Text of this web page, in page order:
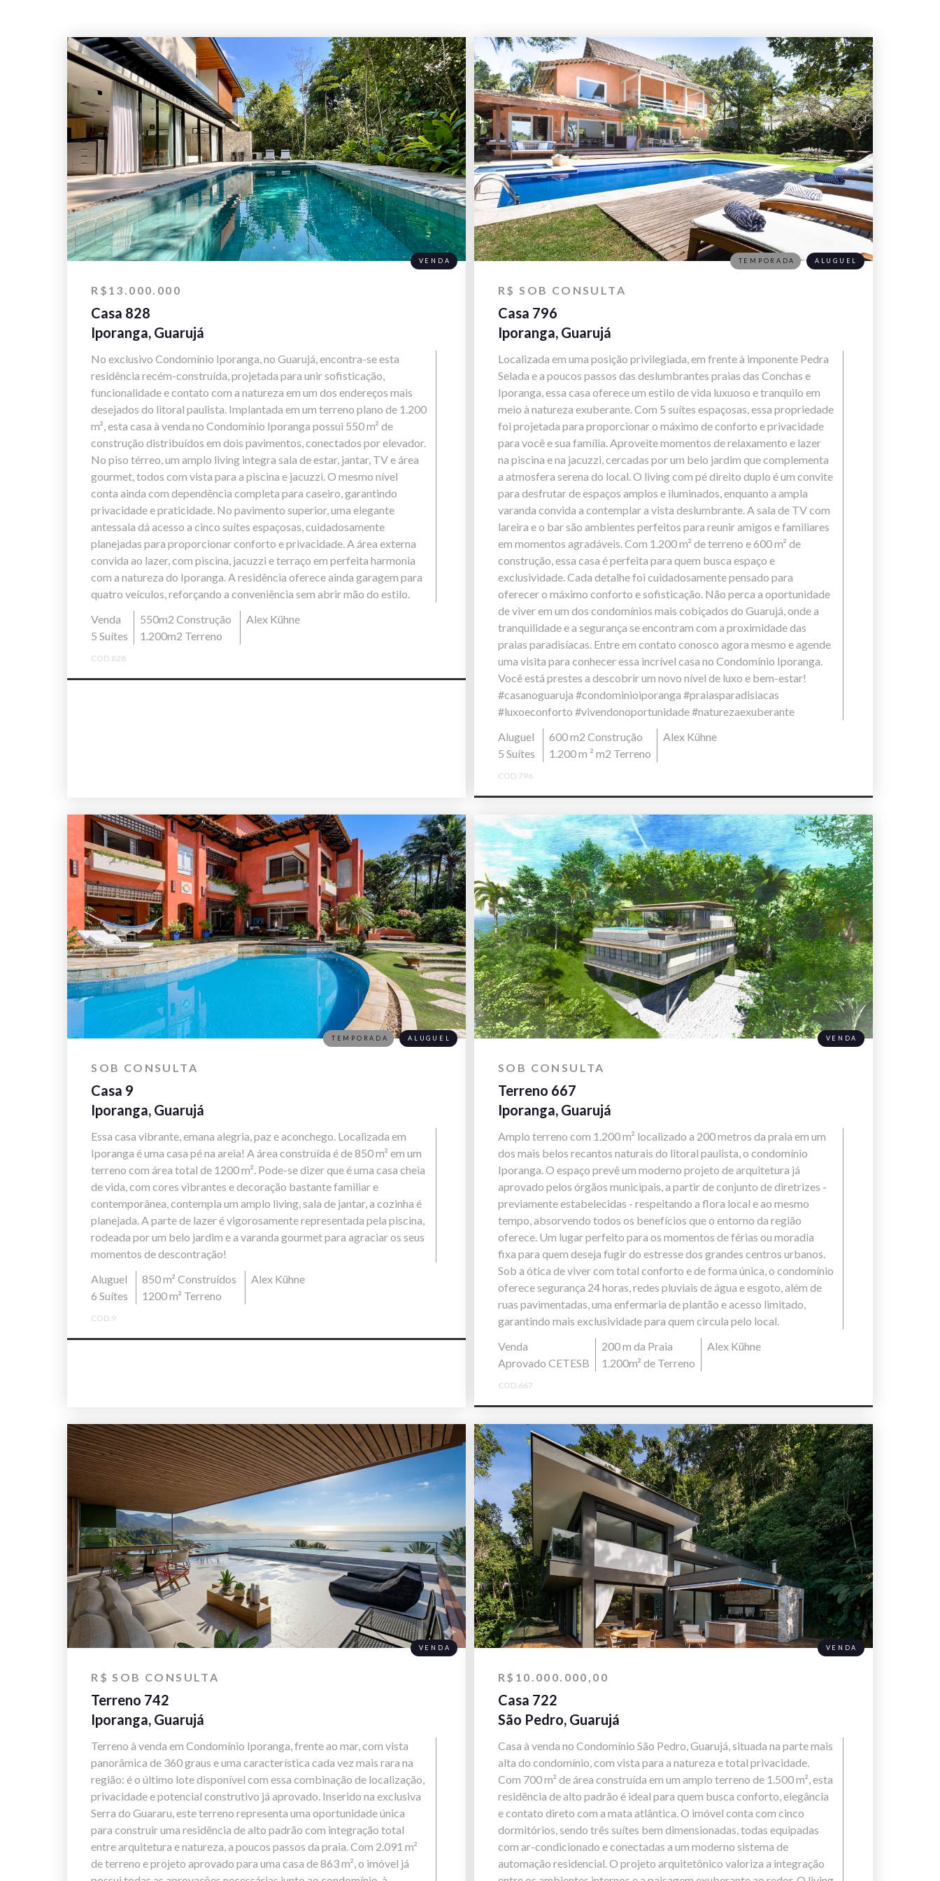
R$13.000.000
Casa 828
Iporanga, Guarujá
No exclusivo Condomínio Iporanga, no Guarujá, encontra-se esta
residência recém-construída, projetada para unir sofisticação,
funcionalidade e contato com a natureza em um dos endereços mais
desejados do litoral paulista. Implantada em um terreno plano de 1.200
m², esta casa à venda no Condomínio Iporanga possui 550 m² de
construção distribuídos em dois pavimentos, conectados por elevador.
No piso térreo, um amplo living integra sala de estar, jantar, TV e área
gourmet, todos com vista para a piscina e jacuzzi. O mesmo nível
conta ainda com dependência completa para caseiro, garantindo
privacidade e praticidade. No pavimento superior, uma elegante
antessala dá acesso a cinco suítes espaçosas, cuidadosamente
planejadas para proporcionar conforto e privacidade. A área externa
convida ao lazer, com piscina, jacuzzi e terraço em perfeita harmonia
com a natureza do Iporanga. A residência oferece ainda garagem para
quatro veículos, reforçando a conveniência sem abrir mão do estilo.
Venda
5 Suítes
550m2 Construção
1.200m2 Terreno
Alex Kühne
COD.828
VENDA
R$ SOB CONSULTA
Casa 796
Iporanga, Guarujá
Localizada em uma posição privilegiada, em frente à imponente Pedra
Selada e a poucos passos das deslumbrantes praias das Conchas e
Iporanga, essa casa oferece um estilo de vida luxuoso e tranquilo em
meio à natureza exuberante. Com 5 suítes espaçosas, essa propriedade
foi projetada para proporcionar o máximo de conforto e privacidade
para você e sua família. Aproveite momentos de relaxamento e lazer
na piscina e na jacuzzi, cercadas por um belo jardim que complementa
a atmosfera serena do local. O living com pé direito duplo é um convite
para desfrutar de espaços amplos e iluminados, enquanto a ampla
varanda convida a contemplar a vista deslumbrante. A sala de TV com
lareira e o bar são ambientes perfeitos para reunir amigos e familiares
em momentos agradáveis. Com 1.200 m² de terreno e 600 m² de
construção, essa casa é perfeita para quem busca espaço e
exclusividade. Cada detalhe foi cuidadosamente pensado para
oferecer o máximo conforto e sofisticação. Não perca a oportunidade
de viver em um dos condomínios mais cobiçados do Guarujá, onde a
tranquilidade e a segurança se encontram com a proximidade das
praias paradisíacas. Entre em contato conosco agora mesmo e agende
uma visita para conhecer essa incrível casa no Condomínio Iporanga.
Você está prestes a descobrir um novo nível de luxo e bem-estar!
#casanoguaruja #condominioiporanga #praiasparadisiacas
#luxoeconforto #vivendonoportunidade #naturezaexuberante
Aluguel
5 Suítes
600 m2 Construção
1.200 m ² m2 Terreno
Alex Kühne
COD.796
TEMPORADA ALUGUEL
SOB CONSULTA
Casa 9
Iporanga, Guarujá
Essa casa vibrante, emana alegria, paz e aconchego. Localizada em
Iporanga é uma casa pé na areia! A área construída é de 850 m² em um
terreno com área total de 1200 m². Pode-se dizer que é uma casa cheia
de vida, com cores vibrantes e decoração bastante familiar e
contemporânea, contempla um amplo living, sala de jantar, a cozinha é
planejada. A parte de lazer é vigorosamente representada pela piscina,
rodeada por um belo jardim e a varanda gourmet para agraciar os seus
momentos de descontração!
Aluguel
6 Suítes
850 m² Construídos
1200 m² Terreno
Alex Kühne
COD.9
TEMPORADA ALUGUEL
SOB CONSULTA
Terreno 667
Iporanga, Guarujá
Amplo terreno com 1.200 m² localizado a 200 metros da praia em um
dos mais belos recantos naturais do litoral paulista, o condomínio
Iporanga. O espaço prevê um moderno projeto de arquitetura já
aprovado pelos órgãos municipais, a partir de conjunto de diretrizes -
previamente estabelecidas - respeitando a flora local e ao mesmo
tempo, absorvendo todos os benefícios que o entorno da região
oferece. Um lugar perfeito para os momentos de férias ou moradia
fixa para quem deseja fugir do estresse dos grandes centros urbanos.
Sob a ótica de viver com total conforto e de forma única, o condomínio
oferece segurança 24 horas, redes pluviais de água e esgoto, além de
ruas pavimentadas, uma enfermaria de plantão e acesso limitado,
garantindo mais exclusividade para quem circula pelo local.
Venda
Aprovado CETESB
200 m da Praia
1.200m² de Terreno
Alex Kühne
COD.667
VENDA
R$ SOB CONSULTA
Terreno 742
Iporanga, Guarujá
Terreno à venda em Condomínio Iporanga, frente ao mar, com vista
panorâmica de 360 graus e uma característica cada vez mais rara na
região: é o último lote disponível com essa combinação de localização,
privacidade e potencial construtivo já aprovado. Inserido na exclusiva
Serra do Guararu, este terreno representa uma oportunidade única
para construir uma residência de alto padrão com integração total
entre arquitetura e natureza, a poucos passos da praia. Com 2.091 m²
de terreno e projeto aprovado para uma casa de 863 m², o imóvel já
VENDA
R$10.000.000,00
Casa 722
São Pedro, Guarujá
Casa à venda no Condomínio São Pedro, Guarujá, situada na parte mais
alta do condomínio, com vista para a natureza e total privacidade.
Com 700 m² de área construída em um amplo terreno de 1.500 m², esta
residência de alto padrão é ideal para quem busca conforto, elegância
e contato direto com a mata atlântica. O imóvel conta com cinco
dormitórios, sendo três suítes bem dimensionadas, todas equipadas
com ar-condicionado e conectadas a um moderno sistema de
automação residencial. O projeto arquitetônico valoriza a integração
VENDA